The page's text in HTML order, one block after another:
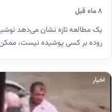
۸ ماه قبل
یک مطالعه تازه نشان می‌دهد
روده بر کسی پوشیده نیست،
اخبار